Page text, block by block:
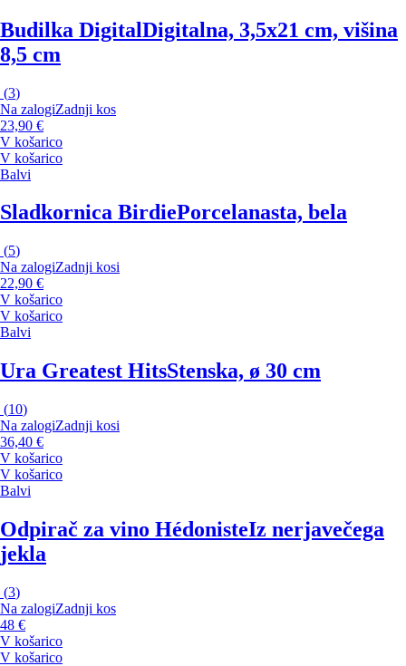
Budilka DigitalDigitalna, 3,5x21 cm, višina
8,5 cm
(3)
Na zalogiZadnji kos
23,90 €
V košarico
V košarico
Balvi
Sladkornica BirdiePorcelanasta, bela
(5)
Na zalogiZadnji kosi
22,90 €
V košarico
V košarico
Balvi
Ura Greatest HitsStenska, ø 30 cm
(10)
Na zalogiZadnji kosi
36,40 €
V košarico
V košarico
Balvi
Odpirač za vino HédonisteIz nerjavečega
jekla
(3)
Na zalogiZadnji kos
48 €
V košarico
V košarico